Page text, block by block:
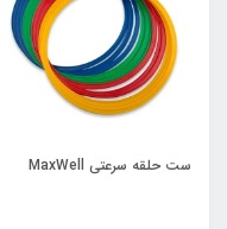
ست حلقه سرعتي MaxWell